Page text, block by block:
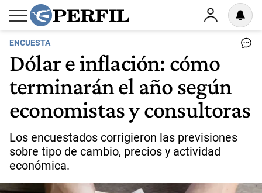
ENCUESTA
Dólar e inflación: cómo
terminarán el año según
economistas y consultoras
Los encuestados corrigieron las previsiones
sobre tipo de cambio, precios y actividad
económica.